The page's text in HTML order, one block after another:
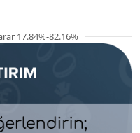
17.84%-82.16%